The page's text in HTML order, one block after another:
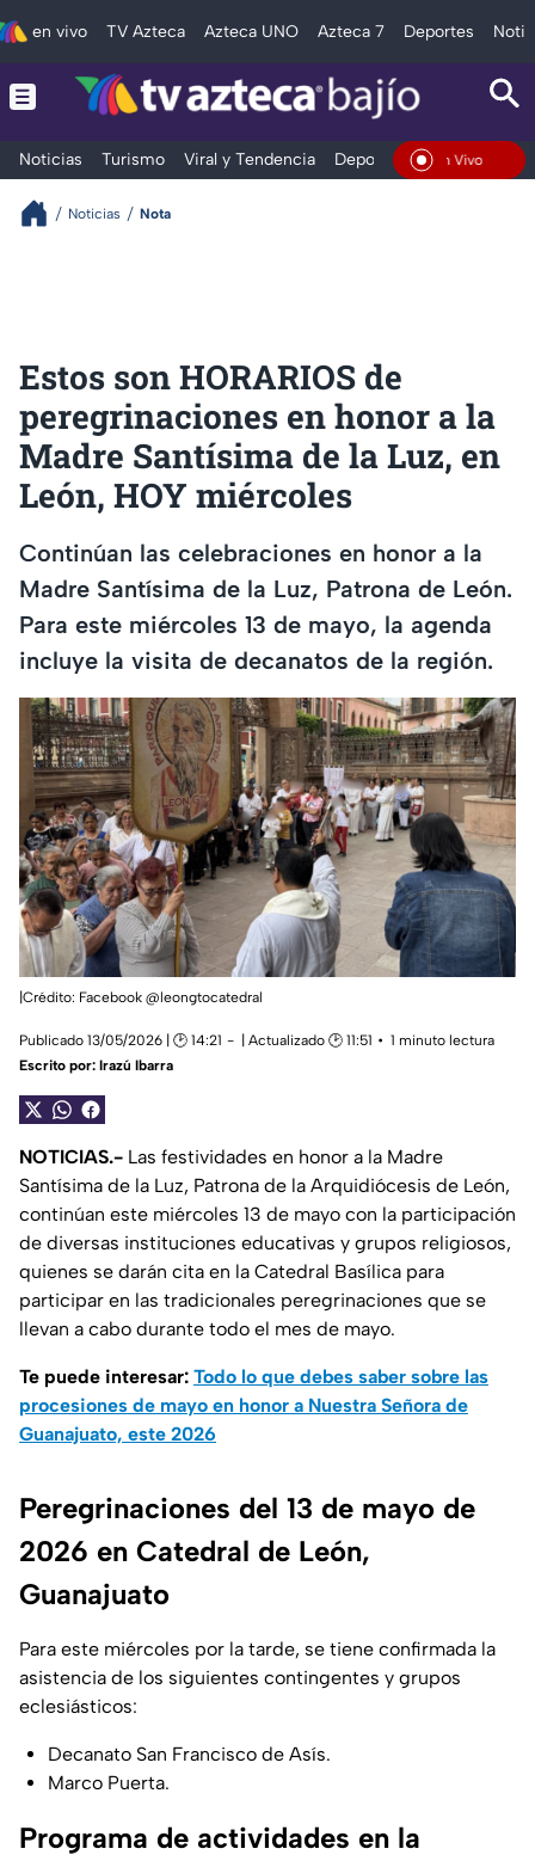
en vivo TV Azteca Azteca UNO Azteca 7 Deportes
Noticias Turismo Viral y Tendencia Deportes Espectáculos
En Vivo
Noticias Nota
Estos son HORARIOS de
peregrinaciones en honor a la
Madre Santísima de la Luz, en
León, HOY miércoles
Continúan las celebraciones en honor a la
Madre Santísima de la Luz, Patrona de León.
Para este miércoles 13 de mayo, la agenda
incluye la visita de decanatos de la región.
|Crédito: Facebook @leongtocatedral
Publicado 13/05/2026 | 🕑 14:21 | Actualizado 🕑 11:51
1 minuto lectura
Escrito por: Irazú Ibarra
NOTICIAS.- Las festividades en honor a la Madre
Santísima de la Luz, Patrona de la Arquidiócesis de León,
continúan este miércoles 13 de mayo con la participación
de diversas instituciones educativas y grupos religiosos,
quienes se darán cita en la Catedral Basílica para
participar en las tradicionales peregrinaciones que se
llevan a cabo durante todo el mes de mayo.
Te puede interesar: Todo lo que debes saber sobre las
procesiones de mayo en honor a Nuestra Señora de
Guanajuato, este 2026
Peregrinaciones del 13 de mayo de
2026 en Catedral de León,
Guanajuato
Para este miércoles por la tarde, se tiene confirmada la
asistencia de los siguientes contingentes y grupos
eclesiásticos:
Decanato San Francisco de Asís.
Marco Puerta.
Programa de actividades en la